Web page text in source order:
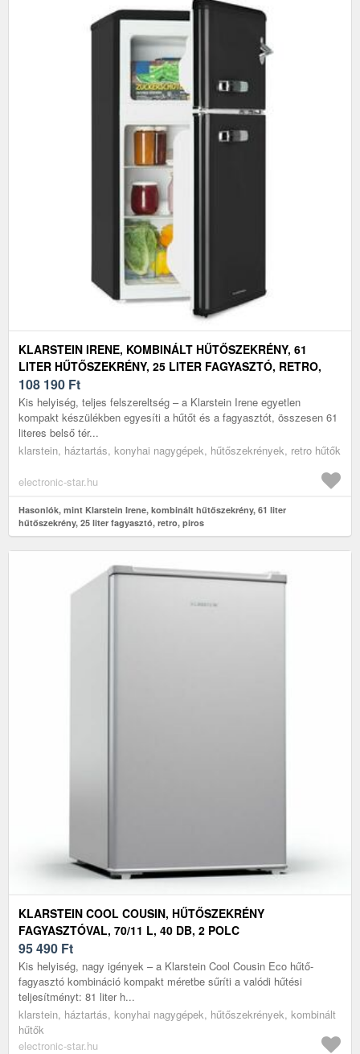
KLARSTEIN IRENE, KOMBINÁLT HŰTŐSZEKRÉNY, 61
LITER HŰTŐSZEKRÉNY, 25 LITER FAGYASZTÓ, RETRO,
PIROS
108 190 Ft
Kis helyiség, teljes felszereltség – a Klarstein Irene egyetlen
kompakt készülékben egyesíti a hűtőt és a fagyasztót, összesen 61
literes belső tér...
klarstein, háztartás, konyhai nagygépek, hűtőszekrények, retro hűtők
electronic-star.hu
Hasonlók, mint Klarstein Irene, kombinált hűtőszekrény, 61 liter
hűtőszekrény, 25 liter fagyasztó, retro, piros
KLARSTEIN COOL COUSIN, HŰTŐSZEKRÉNY
FAGYASZTÓVAL, 70/11 L, 40 DB, 2 POLC
95 490 Ft
Kis helyiség, nagy igények – a Klarstein Cool Cousin Eco hűtő-
fagyasztó kombináció kompakt méretbe sűríti a valódi hűtési
teljesítményt: 81 liter h...
klarstein, háztartás, konyhai nagygépek, hűtőszekrények, kombinált
hűtők
electronic-star.hu